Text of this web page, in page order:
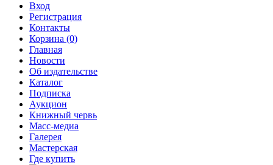
Вход
Регистрация
Контакты
Корзина (0)
Главная
Новости
Об издательстве
Каталог
Подписка
Аукцион
Книжный червь
Масс-медиа
Галерея
Мастерская
Где купить